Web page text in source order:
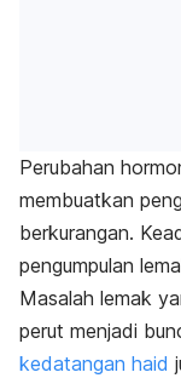
Perubahan
membuatkan
berkurangan.
pengumpulan
Masalah lemak
perut menjadi
kedatangan haid